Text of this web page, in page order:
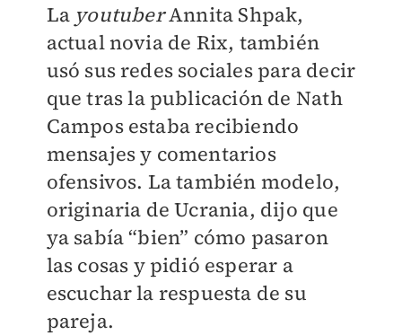
La youtuberAnnita Shpak,
actual novia de Rix, también
usó sus redes sociales para decir
que tras la publicación de Nath
Campos estaba recibiendo
mensajes y comentarios
ofensivos. La también modelo,
originaria de Ucrania, dijo que
ya sabía “bien” cómo pasaron
las cosas y pidió esperar a
escuchar la respuesta de su
pareja.